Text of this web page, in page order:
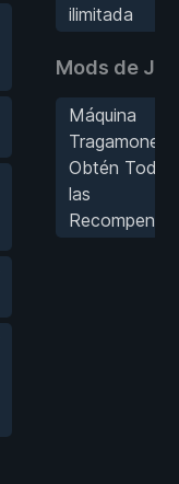
ilimitada
Mods de
Máquina
Obtén Todas
las